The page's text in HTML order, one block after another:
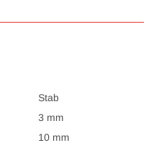
Stab
3 mm
10 mm